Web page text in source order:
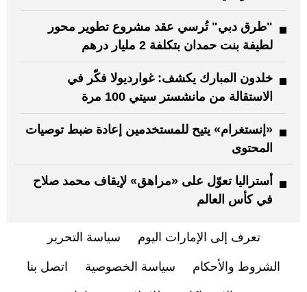
"طرق دبي" تُرسي عقد مشروع تطوير محور
لطيفة بنت حمدان بتكلفة 2 مليار درهم
خلدون المبارك يكشف: غوارديولا فكّر في
الاستقالة من مانشستر سيتي 100 مرة
«إنستغرام» يتيح للمستخدمين إعادة ضبط توصيات
المحتوى
أستراليا تعوّل على «مراهق» لإيقاف محمد صلاح
في كأس العالم
تعرف إلى الإمارات اليوم سياسة التحرير
الشروط والأحكام سياسة الخصوصية اتصل بنا